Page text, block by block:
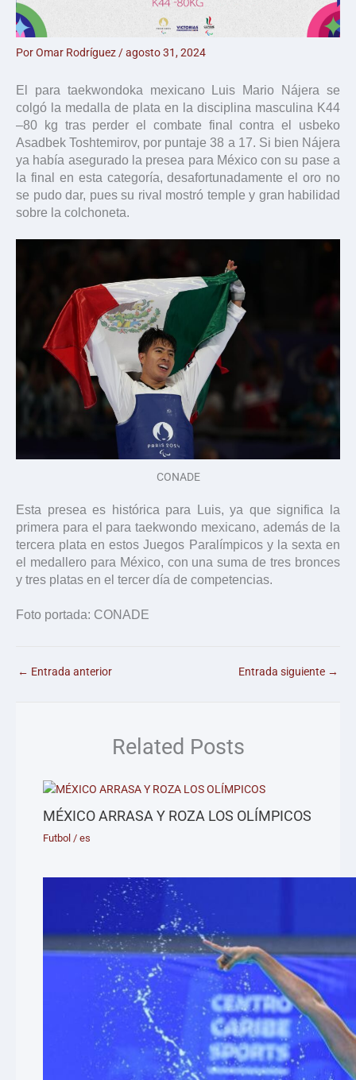
PorOmar Rodríguez /agosto 31, 2024
El para taekwondoka mexicano Luis Mario Nájera se
colgó la medalla de plata en la disciplina masculina K44
–80 kg tras perder el combate final contra el usbeko
Asadbek Toshtemirov, por puntaje 38 a 17. Si bien Nájera
ya había asegurado la presea para México con su pase a
la final en esta categoría, desafortunadamente el oro no
se pudo dar, pues su rival mostró temple y gran habilidad
sobre la colchoneta.
CONADE
Esta presea es histórica para Luis, ya que significa la
primera para el para taekwondo mexicano, además de la
tercera plata en estos Juegos Paralímpicos y la sexta en
el medallero para México, con una suma de tres bronces
y tres platas en el tercer día de competencias.
Foto portada: CONADE
← Entrada anterior Entrada siguiente →
Related Posts
MÉXICO ARRASA Y ROZA LOS OLÍMPICOS
Futbol /es